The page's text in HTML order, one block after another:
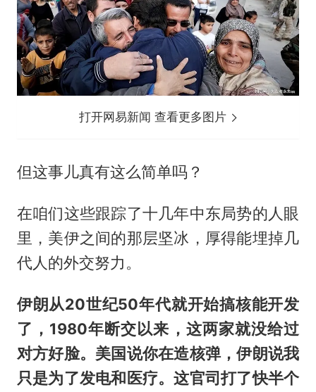
打开网易新闻 查看更多图片
但这事儿真有这么简单吗？
在咱们这些跟踪了十几年中东局势的人眼
里，美伊之间的那层坚冰，厚得能埋掉几
代人的外交努力。
伊朗从20世纪50年代就开始搞核能开发
了，1980年断交以来，这两家就没给过
对方好脸。美国说你在造核弹，伊朗说我
只是为了发电和医疗。这官司打了快半个